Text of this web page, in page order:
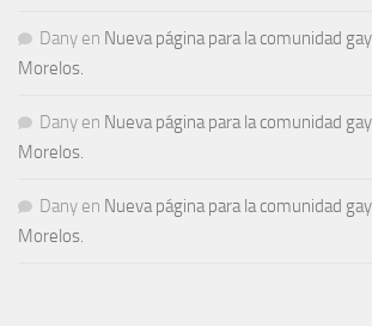
Dany en Nueva página para la comunidad
Morelos.
Dany en Nueva página para la comunidad
Morelos.
Dany en Nueva página para la comunidad
Morelos.